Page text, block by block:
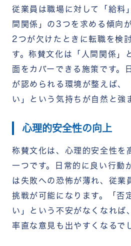
従業員は職場に対して「給料
間関係」の3つを求める傾向
2つが欠けたときに転職を検
す。称賛文化は「人間関係」
面をカバーできる施策です。
が認められる環境が整えば、
い」という気持ちが自然と強
心理的安全性の向上
称賛文化は、心理的安全性を
一つです。日常的に良い行動
は失敗への恐怖が薄れ、従業
挑戦が可能になります。「否
い」という不安がなくなれば
率直な意見も出やすくなるで